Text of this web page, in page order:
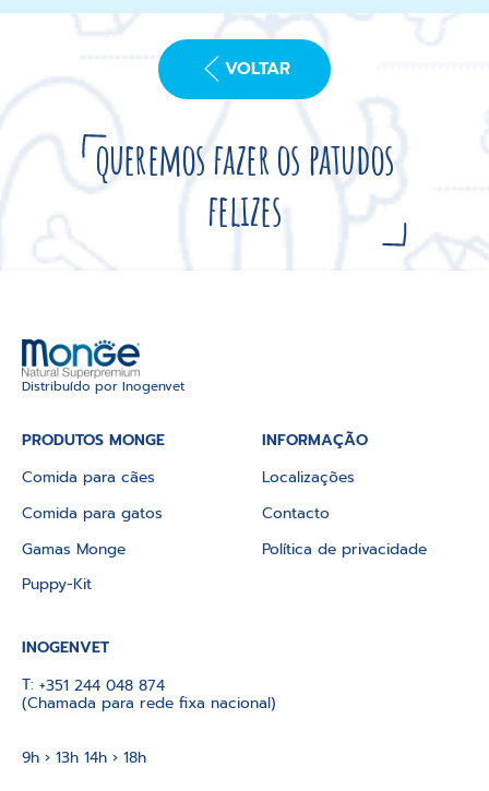
VOLTAR
queremos fazer os patudos
felizes
Distribuído por Inogenvet
PRODUTOS MONGE
Comida para cães
Comida para gatos
Gamas Monge
Puppy-Kit
INFORMAÇÃO
Localizações
Contacto
Política de privacidade
INOGENVET
T: +351 244 048 874
(Chamada para rede fixa nacional)
9h › 13h 14h › 18h